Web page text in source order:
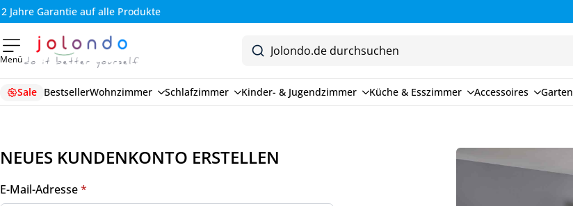
2 Jahre Garantie auf alle Produkte
Menü
Sale BestsellerWohnzimmer Schlafzimmer Kinder- & Jugendzimmer Küche & Esszimmer Accessoires Garten
NEUES KUNDENKONTO ERSTELLEN
E-Mail-Adresse*